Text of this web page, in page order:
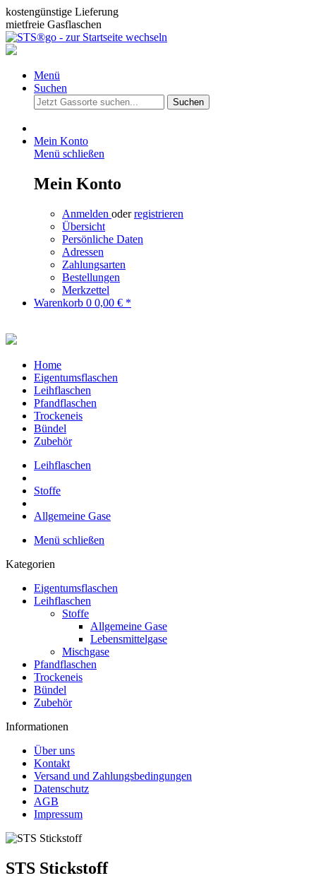
kostengünstige Lieferung
mietfreie Gasflaschen
Menü
Suchen
Suchen
Mein Konto
Menü schließen
Mein Konto
Anmelden oderregistrieren
Übersicht
Persönliche Daten
Adressen
Zahlungsarten
Bestellungen
Merkzettel
Warenkorb 0 0,00 € *
Home
Eigentumsflaschen
Leihflaschen
Pfandflaschen
Trockeneis
Bündel
Zubehör
Leihflaschen
Stoffe
Allgemeine Gase
Menü schließen
Kategorien
Eigentumsflaschen
Leihflaschen
Stoffe
Allgemeine Gase
Lebensmittelgase
Mischgase
Pfandflaschen
Trockeneis
Bündel
Zubehör
Informationen
Über uns
Kontakt
Versand und Zahlungsbedingungen
Datenschutz
AGB
Impressum
STS Stickstoff